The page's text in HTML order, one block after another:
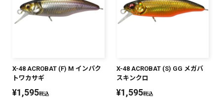
X-48 ACROBAT (F) M インパク
トワカサギ
¥1,595税込
X-48 ACROBAT (S) GG メガバ
スキンクロ
¥1,595税込